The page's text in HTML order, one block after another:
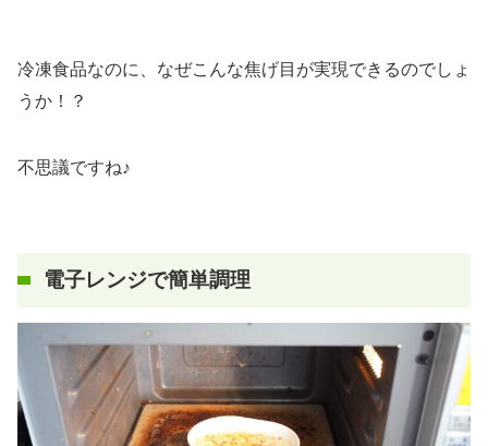
冷凍食品なのに、なぜこんな焦げ目が実現できるのでしょ
うか！？
不思議ですね♪
電子レンジで簡単調理